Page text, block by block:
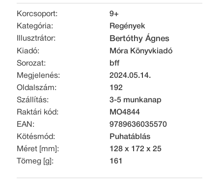
Korcsoport:
9+
Kategória:
Regények
Illusztrátor:
Bertóthy Ágnes
Kiadó:
Móra Könyvkiadó
Sorozat:
bff
Megjelenés:
2024.05.14.
Oldalszám:
192
Szállítás:
3-5 munkanap
Raktári kód:
MO4844
EAN:
9789636035570
Kötésmód:
Puhatáblás
Méret [mm]:
128 x 172 x 25
Tömeg [g]:
161